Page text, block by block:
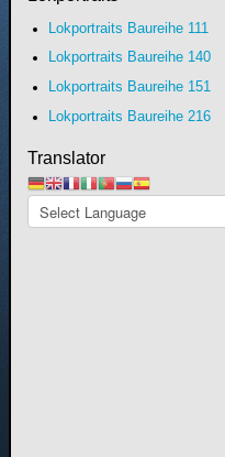
Lokportraits Baureihe 111
Lokportraits Baureihe 140
Lokportraits Baureihe 151
Lokportraits Baureihe 216
Translator